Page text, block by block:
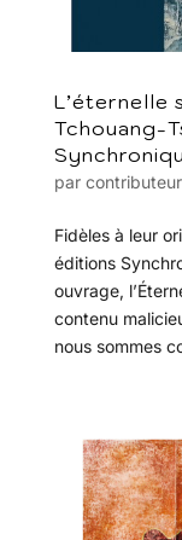
L’éternelle
Tchouang-
par contributeur
Fidèles à leur
éditions
ouvrage,
contenu
nous sommes